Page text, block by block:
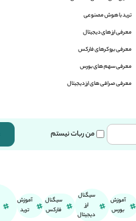
ترید با هوش مصنوعی
معرفی ارز های دیجیتال
معرفی بروکرهای فارکس
معرفی سهم های بورس
معرفی صرافی های ارز دیجیتال
من ربات نیستم
آموزش
بورس
سیگنال
ارز
دیجیتال
سیگنال
فارکس
آموزش
ترید